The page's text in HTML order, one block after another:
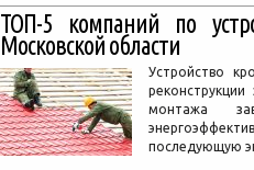
ТОП-5 компаний по
Московской области
Устройство
монтажа
последующую